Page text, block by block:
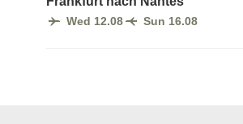
Wed 12.08 Sun 16.08